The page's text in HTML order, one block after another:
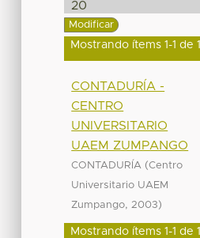
Mostrando ítems 1-1 de 1
CONTADURÍA -
CENTRO
UNIVERSITARIO
UAEM ZUMPANGO
CONTADURÍA (Centro
Universitario UAEM
Zumpango, 2003)
Mostrando ítems 1-1 de 1